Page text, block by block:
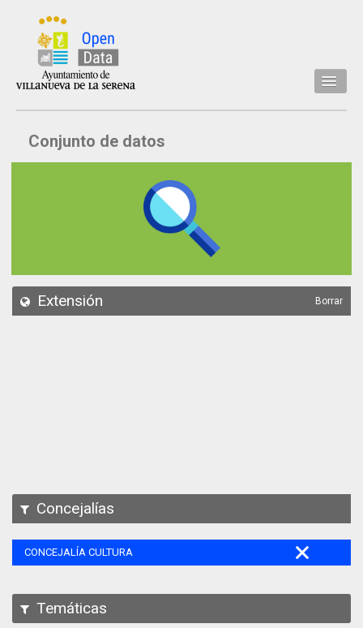
Inicio
Datos
API
Conjunto de datos
Extensión Borrar
Concejalías
CONCEJALÍA CULTURA
Temáticas